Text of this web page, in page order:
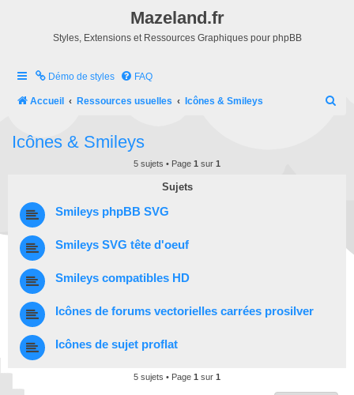
Mazeland.fr
Styles, Extensions et Ressources Graphiques pour phpBB
Démo de styles FAQ
Accueil Ressources usuelles Icônes & Smileys
Icônes & Smileys
5 sujets • Page 1 sur 1
Sujets
Smileys phpBB SVG
Smileys SVG tête d'oeuf
Smileys compatibles HD
Icônes de forums vectorielles carrées prosilver
Icônes de sujet proflat
5 sujets • Page 1 sur 1